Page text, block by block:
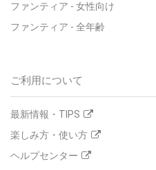
ファンティア - 女性向け
ファンティア - 全年齢
ご利用について
最新情報・TIPS
楽しみ方・使い方
ヘルプセンター